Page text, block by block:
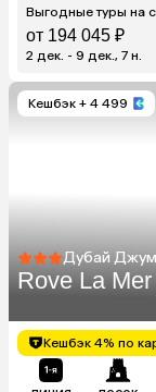
Выгодные туры на
от 194 045 ₽
2 дек. - 9 дек., 7 н.
Кешбэк + 4 499
Дубай
Rove La Mer
Кешбэк 4% по